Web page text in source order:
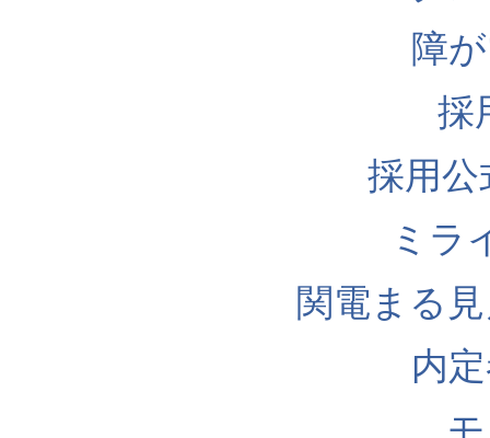
障
採
採用公
ミラ
関電まる
内